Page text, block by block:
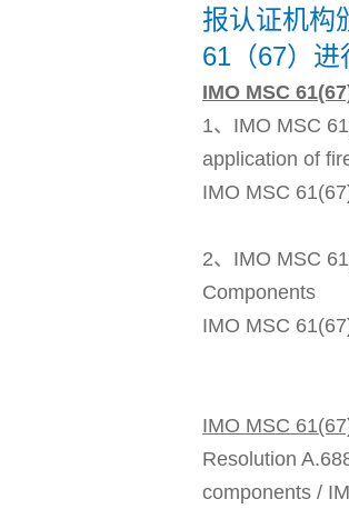
报认证机构
61（67）进
IMO MSC
1、IMO MSC
application of
IMO MSC
2、IMO MSC
Components
IMO MSC
IMO MSC
Resolution
components /